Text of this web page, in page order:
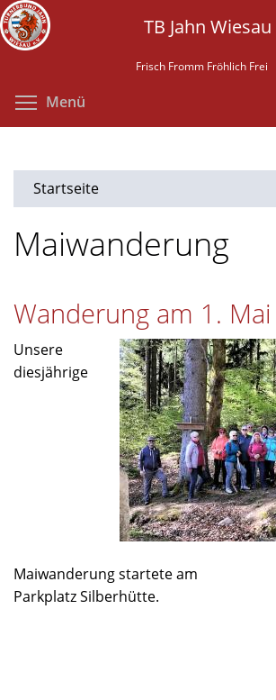
Direkt
zum
Inhalt
TB Jahn Wiesau
Frisch Fromm Fröhlich Frei
Menü
Startseite
Maiwanderung
Wanderung am 1.
Unsere
diesjährige
Maiwanderung startete am
Parkplatz Silberhütte.